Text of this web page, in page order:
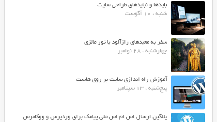
بایدها و نبایدهای طراحی سایت
شنبه ، 10 آگوست
سفر به معبدهای رازآلود با تور مالزی
چهارشنبه ، 28 نوامبر
آموزش راه اندازی سایت بر روی هاست
پنج‌شنبه ، 13 سپتامبر
پلاگین ارسال اس ام اس ملی پیامک برای وردپرس و ووکامرس